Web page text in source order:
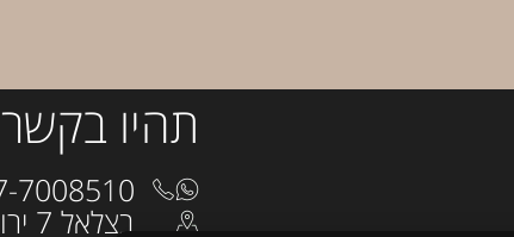
תהיו בקשר
בצלאל 7 ירושלים